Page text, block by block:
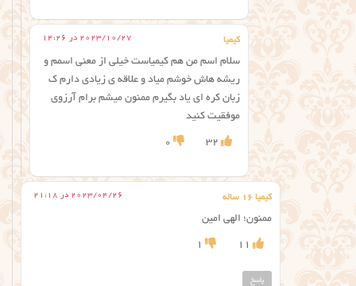
کیمیا 2023/10/27 در 14:26
سلام اسم من هم کیمیاست خیلی از معنی اسمم و
ریشه هاش خوشم میاد و علاقه ی زیادی دارم ک
زبان کره ای یاد بگیرم ممنون میشم برام آرزوی
موفقیت کنید
32
0
کیمیا ۱۶ ساله 2023/04/26 در 21:18
ممنون؛ الهی امین
11
1
پاسخ